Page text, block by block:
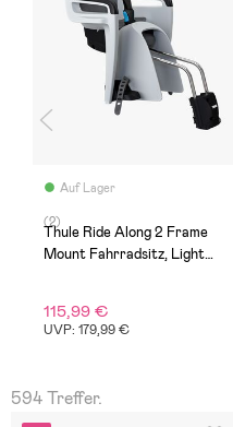
Auf Lager
(2)
Thule Ride Along 2 Frame
Mount Fahrradsitz, Light
115,99 €
UVP: 179,99 €
594 Treffer.